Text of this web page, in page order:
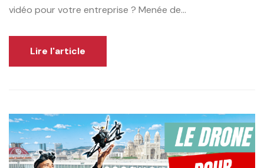
vidéo pour votre entreprise ? Menée de...
Lire l'article